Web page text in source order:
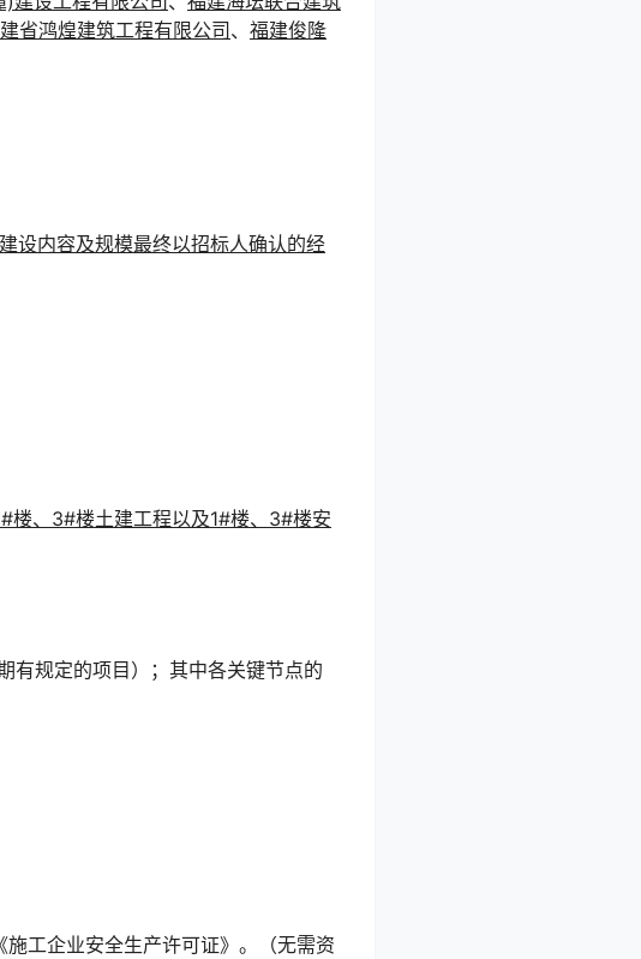
省鸿煌建筑工程有限公司 、 福建俊隆
设内容及规模最终以招标人确认的经
楼、3#楼土建工程以及1#楼、3#楼安
有规定的项目）；其中各关键节点的
施工企业安全生产许可证》。（无需资